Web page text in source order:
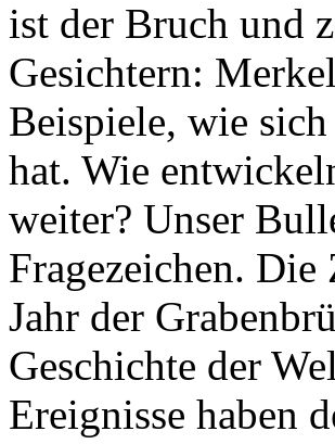
ist der Bruch und
Gesichtern:
Beispiele, wie
hat. Wie
weiter? Unser
Fragezeichen.
Jahr der
Geschichte der
Ereignisse haben